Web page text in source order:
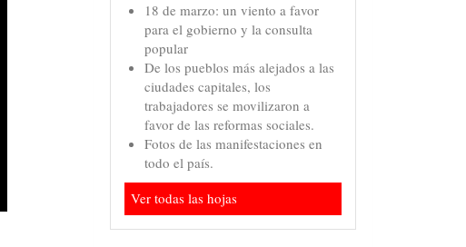
18 de marzo: un viento a favor
para el gobierno y la consulta
popular
De los pueblos más alejados a las
ciudades capitales, los
trabajadores se movilizaron a
favor de las reformas sociales.
Fotos de las manifestaciones en
todo el país.
Ver todas las hojas